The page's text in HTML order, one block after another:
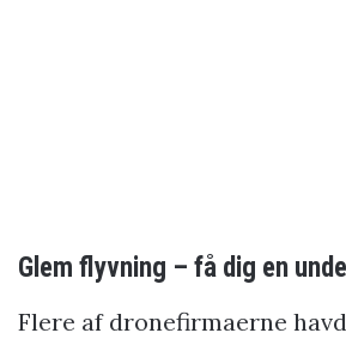
Glem flyvning – få dig en
Flere af dronefirmaerne